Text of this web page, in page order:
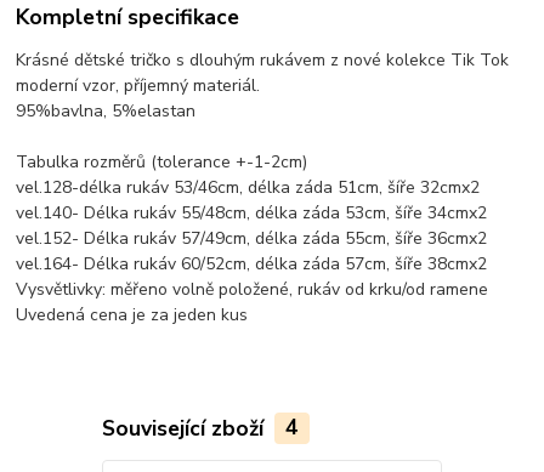
Kompletní specifikace
Krásné dětské tričko s dlouhým rukávem z nové kolekce Tik Tok
moderní vzor, příjemný materiál.
95%bavlna, 5%elastan
Tabulka rozměrů (tolerance +-1-2cm)
vel.128-délka rukáv 53/46cm, délka záda 51cm, šíře 32cmx2
vel.140- Délka rukáv 55/48cm, délka záda 53cm, šíře 34cmx2
vel.152- Délka rukáv 57/49cm, délka záda 55cm, šíře 36cmx2
vel.164- Délka rukáv 60/52cm, délka záda 57cm, šíře 38cmx2
Vysvětlivky: měřeno volně položené, rukáv od krku/od ramene
Uvedená cena je za jeden kus
Související zboží 4